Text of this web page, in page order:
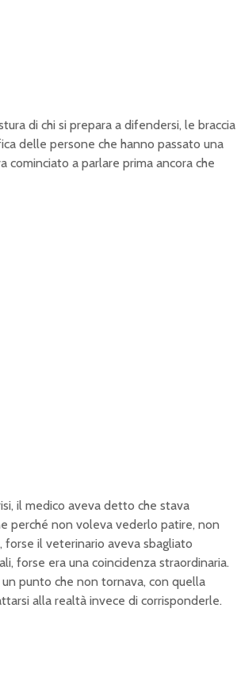
di chi si prepara a difendersi, le braccia
delle persone che hanno passato una
cominciato a parlare prima ancora che
il medico aveva detto che stava
perché non voleva vederlo patire, non
forse il veterinario aveva sbagliato
forse era una coincidenza straordinaria.
punto che non tornava, con quella
alla realtà invece di corrisponderle.